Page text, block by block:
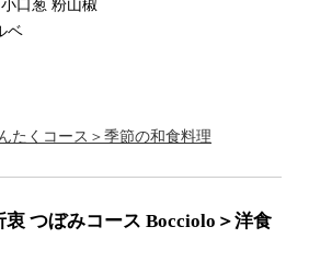
口葱 粉山椒
ベ
たくコース＞季節の和食料理
つぼみコース Bocciolo＞洋食